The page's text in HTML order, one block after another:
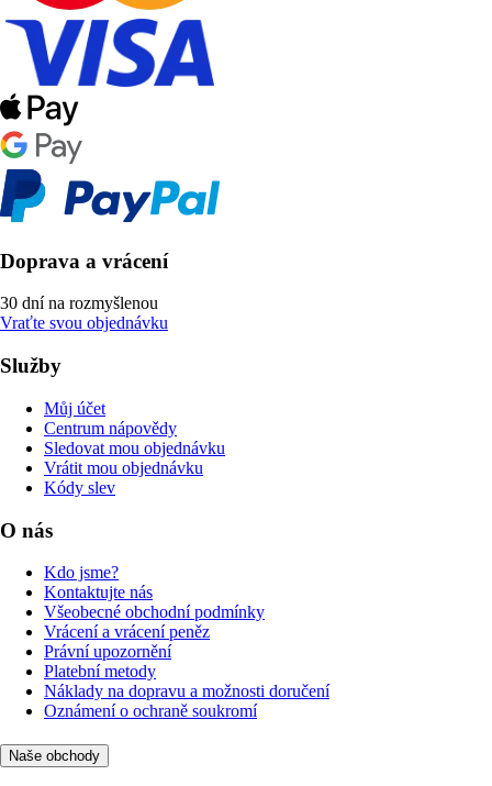
Doprava a vrácení
30 dní na rozmyšlenou
Vraťte svou objednávku
Služby
Můj účet
Centrum nápovědy
Sledovat mou objednávku
Vrátit mou objednávku
Kódy slev
O nás
Kdo jsme?
Kontaktujte nás
Všeobecné obchodní podmínky
Vrácení a vrácení peněz
Právní upozornění
Platební metody
Náklady na dopravu a možnosti doručení
Oznámení o ochraně soukromí
Naše obchody